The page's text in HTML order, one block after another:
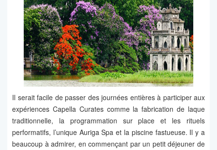
Il serait facile de passer des journées entières à participer aux
expériences Capella Curates comme la fabrication de laque
traditionnelle, la programmation sur place et les rituels
performatifs, l’unique Auriga Spa et la piscine fastueuse. Il y a
beaucoup à admirer, en commençant par un petit déjeuner de